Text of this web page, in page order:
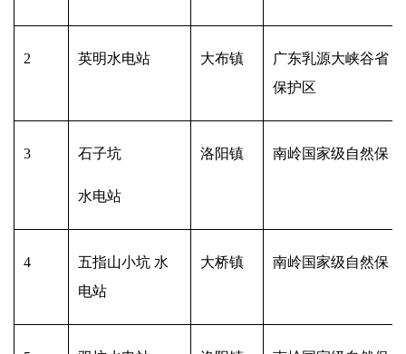
2 英明水电站 大布镇
广东乳源大峡谷省
保护区
3 石子坑
水电站
洛阳镇 南岭国家级自然保
4
五指山小坑 水
电站
大桥镇 南岭国家级自然保